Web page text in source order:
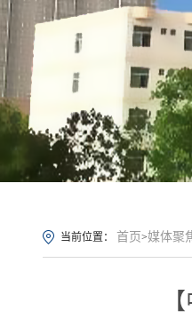
当前位置： 首页>媒体聚